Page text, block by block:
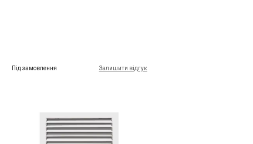
Під замовлення Залишити відгук